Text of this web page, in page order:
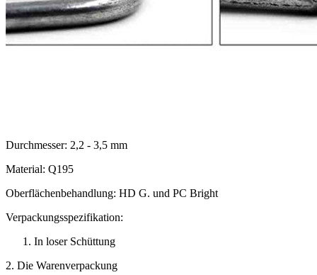
Durchmesser: 2,2 - 3,5 mm
Material: Q195
Oberflächenbehandlung: HD G. und PC Bright
Verpackungsspezifikation:
In loser Schüttung
2. Die Warenverpackung